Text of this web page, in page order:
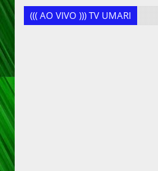
((( AO VIVO ))) TV UMARI